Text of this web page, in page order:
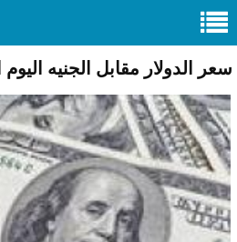
سعر الدولار مقابل الجنيه